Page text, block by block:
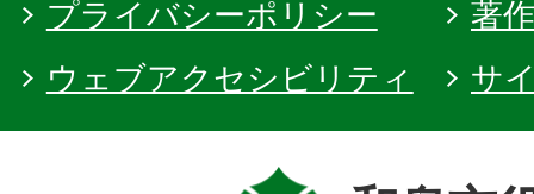
プライバシーポリシー
著
ウェブアクセシビリティ
サ